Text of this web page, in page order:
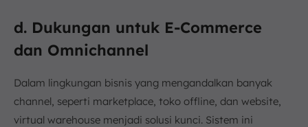
d. Dukungan untuk E-Commerce
dan Omnichannel
Dalam lingkungan bisnis yang mengandalkan banyak
channel, seperti marketplace, toko offline, dan website,
virtual warehouse menjadi solusi kunci. Sistem ini